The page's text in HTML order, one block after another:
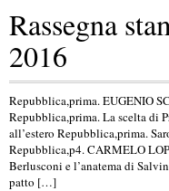
Rassegna
2016
Repubblica,prima. EUGENIO
Repubblica,prima. La scelta di
all’estero Repubblica,prima.
Repubblica,p4. CARMELO
Berlusconi e l’anatema di
patto […]